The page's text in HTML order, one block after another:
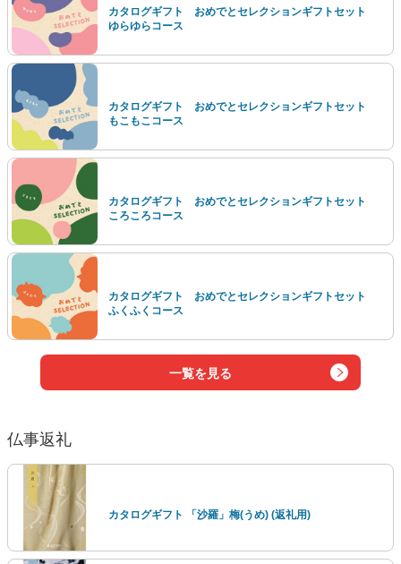
カタログギフト おめでとセレクションギフトセット
ゆらゆらコース
カタログギフト おめでとセレクションギフトセット
もこもこコース
カタログギフト おめでとセレクションギフトセット
ころころコース
カタログギフト おめでとセレクションギフトセット
ふくふくコース
一覧を見る
仏事返礼
カタログギフト 「沙羅」梅(うめ) (返礼用)